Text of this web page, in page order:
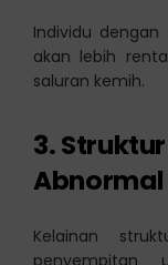
Individu
akan lebih
saluran kemih.
3.
Abnormal
Kelainan